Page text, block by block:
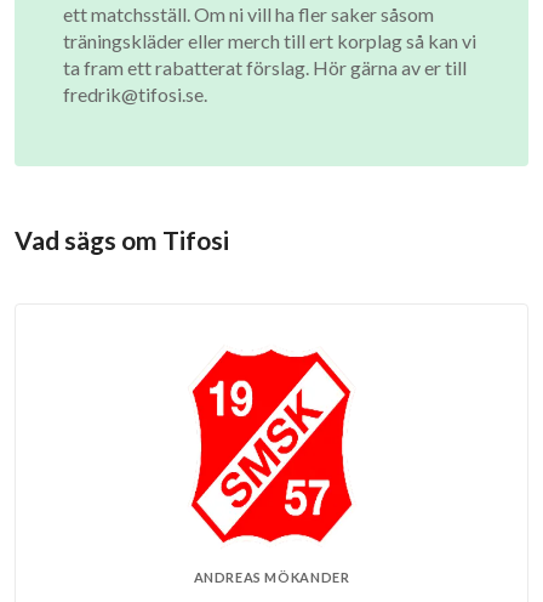
ett matchsställ. Om ni vill ha fler saker såsom
träningskläder eller merch till ert korplag så kan vi
ta fram ett rabatterat förslag. Hör gärna av er till
fredrik@tifosi.se.
Vad sägs om Tifosi
ANDREAS MÖKANDER